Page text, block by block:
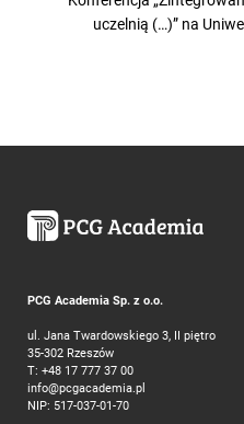
uczelnią (…)” na
PCG Academia Sp. z o.o.
ul. Jana Twardowskiego 3, II piętro
35-302 Rzeszów
T: +48 17 777 37 00
info@pcgacademia.pl
NIP: 517-037-01-70